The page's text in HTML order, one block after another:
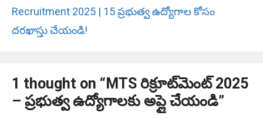
Recruitment 2025 | 15 ప్రభుత్వ ఉద్యోగాల కోసం
దరఖాస్తు చేయండి!
1 thought on “MTS రిక్రూట్‌మెంట్ 2025
– ప్రభుత్వ ఉద్యోగాలకు అప్లై చేయండి”